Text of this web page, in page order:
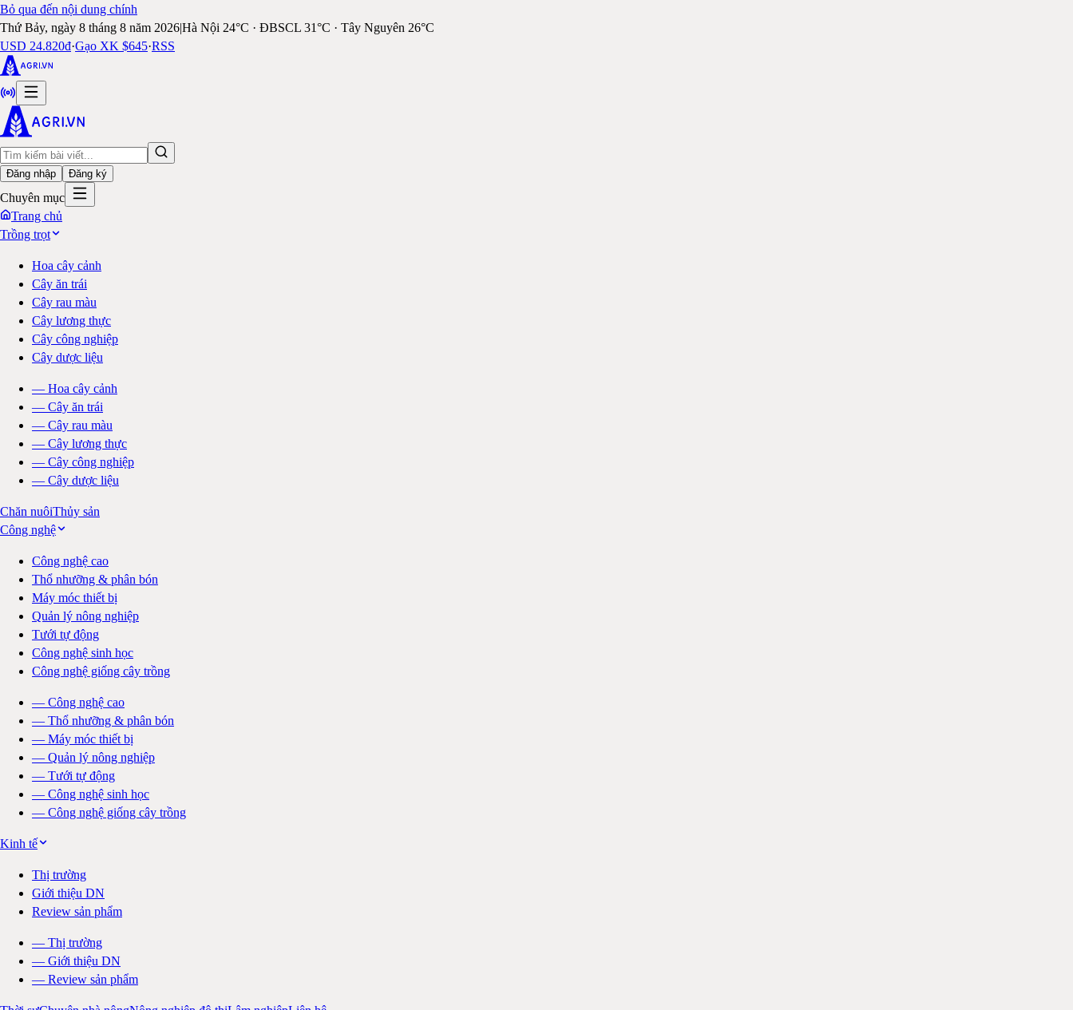
Bỏ qua đến nội dung chính
Thứ Bảy, ngày 8 tháng 8 năm 2026|Hà Nội 24°C · ĐBSCL 31°C · Tây Nguyên 26°C
USD 24.820đ·Gạo XK $645·RSS
Đăng nhập Đăng ký
Chuyên mục
Trang chủ
Trồng trọt
Hoa cây cảnh
Cây ăn trái
Cây rau màu
Cây lương thực
Cây công nghiệp
Cây dược liệu
— Hoa cây cảnh
— Cây ăn trái
— Cây rau màu
— Cây lương thực
— Cây công nghiệp
— Cây dược liệu
Chăn nuôiThủy sản
Công nghệ
Công nghệ cao
Thổ nhưỡng & phân bón
Máy móc thiết bị
Quản lý nông nghiệp
Tưới tự động
Công nghệ sinh học
Công nghệ giống cây trồng
— Công nghệ cao
— Thổ nhưỡng & phân bón
— Máy móc thiết bị
— Quản lý nông nghiệp
— Tưới tự động
— Công nghệ sinh học
— Công nghệ giống cây trồng
Kinh tế
Thị trường
Giới thiệu DN
Review sản phẩm
— Thị trường
— Giới thiệu DN
— Review sản phẩm